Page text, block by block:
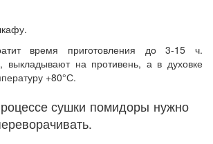
время приготовления до 3-15 ч.
выкладывают на противень, а в духовке
+80°С.
сушки помидоры нужно